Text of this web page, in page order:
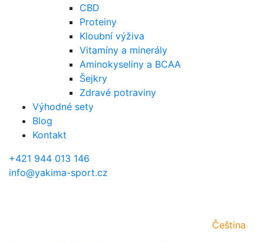
CBD
Proteiny
Kloubní výživa
Vitamíny a minerály
Aminokyseliny a BCAA
Šejkry
Zdravé potraviny
Výhodné sety
Blog
Kontakt
+421 944 013 146
info@yakima-sport.cz
Čeština